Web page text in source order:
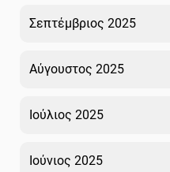
Σεπτέμβριος 2025
Αύγουστος 2025
Ιούλιος 2025
Ιούνιος 2025